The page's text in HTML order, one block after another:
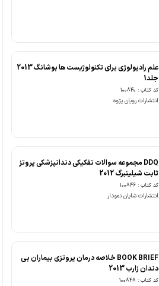
علم رادیولوژی برای تکنولوژیست ها بوشانگ 2013
جلد1
کد کتاب : 100840
انتشارات رویان پژوه
DDQ مجموعه سوالات تفکیکی دندانپزشکی پروتز
ثابت شیلینبرگ 2012
کد کتاب : 100846
انتشارات شایان نمودار
BOOK BRIEF خلاصه درمان پروتزی بیماران بی
دندان زارب 2013
کد کتاب : 100848